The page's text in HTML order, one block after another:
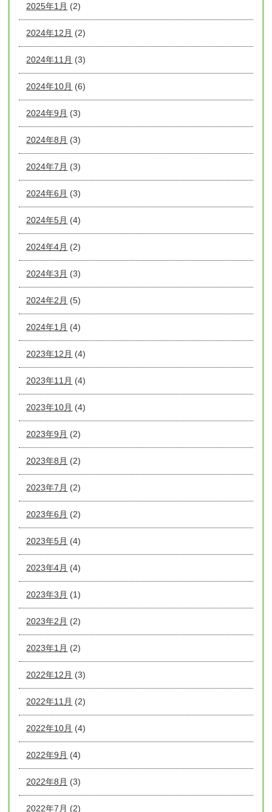
2025年1月 (2)
2024年12月 (2)
2024年11月 (3)
2024年10月 (6)
2024年9月 (3)
2024年8月 (3)
2024年7月 (3)
2024年6月 (3)
2024年5月 (4)
2024年4月 (2)
2024年3月 (3)
2024年2月 (5)
2024年1月 (4)
2023年12月 (4)
2023年11月 (4)
2023年10月 (4)
2023年9月 (2)
2023年8月 (2)
2023年7月 (2)
2023年6月 (2)
2023年5月 (4)
2023年4月 (4)
2023年3月 (1)
2023年2月 (2)
2023年1月 (2)
2022年12月 (3)
2022年11月 (2)
2022年10月 (4)
2022年9月 (4)
2022年8月 (3)
2022年7月 (2)